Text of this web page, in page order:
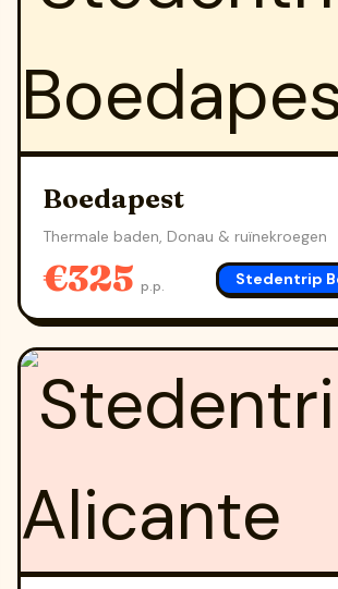
Boedapest
Thermale baden, Donau & ruïnekroegen
€325 p.p. Stedentrip